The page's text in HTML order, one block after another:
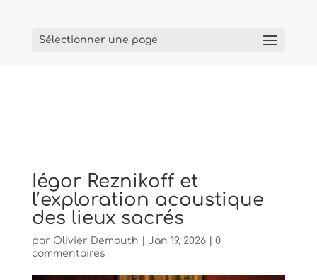
Sélectionner une page
Iégor Reznikoff et
l’exploration acoustique
des lieux sacrés
par Olivier Demouth Jan 19, 2026| 0
commentaires